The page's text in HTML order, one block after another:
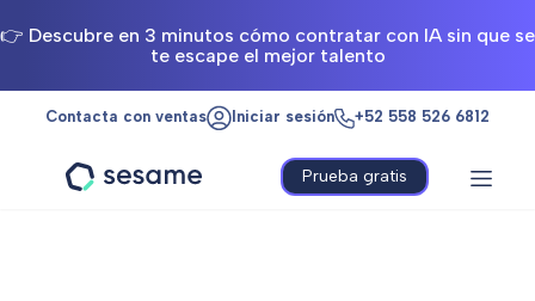
👉 Descubre en 3 minutos cómo contratar con IA sin que se
te escape el mejor talento
Contacta con ventas Iniciar sesión +52 558 526 6812
Prueba gratis